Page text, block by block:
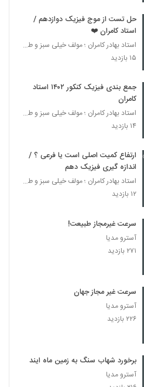
حل تست از موج فیزیک دوازدهم /
استاد کامران ❤️
استاد بهادر کامران ؛ مولف خیلی سبز و طراح قلم چی
۱۵ بازدید
جمع بندی فیزیک کنکور ۱۴۰۲ استاد
کامران
استاد بهادر کامران ؛ مولف خیلی سبز و طراح قلم چی
۱۴ بازدید
ارتفاع کمیت اصلی است یا فرعی ؟ /
اندازه گیری فیزیک دهم
استاد بهادر کامران ؛ مولف خیلی سبز و طراح قلم چی
۱۲ بازدید
سرعت غیرمجاز طبیعت!
آسترو مدیا
۲۷۱ بازدید
سرعت غیر مجاز جهان
آسترو مدیا
۲۲۶ بازدید
برخورد شهاب سنگ به زمین ماه اینده
آسترو مدیا